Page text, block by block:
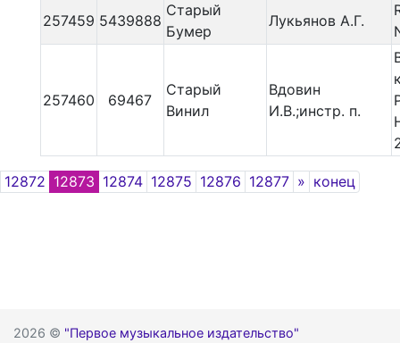
257459 5439888
Старый
Бумер
Лукьянов А.Г.
257460 69467
Старый
Винил
Вдовин
И.В.;инстр. п.
12872 12873 12874 12875 12876 12877 » Next
конец
2026 © "Первое музыкальное издательство"